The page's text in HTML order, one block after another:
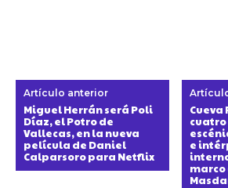
Artículo anterior
Miguel Herrán será Poli
Díaz, el Potro de
Vallecas, en la nueva
película de Daniel
Calparsoro para Netflix
e